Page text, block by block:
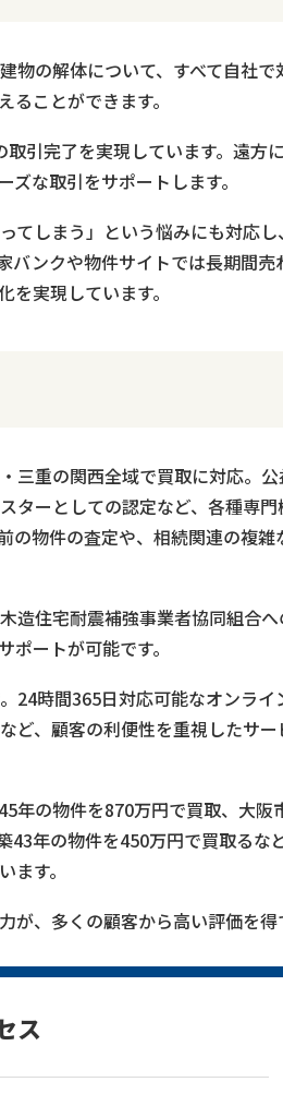
物の解体について、すべて自社で
ことができます。
引完了を実現しています。遠方
な取引をサポートします。
てしまう」という悩みにも対応
バンクや物件サイトでは長期間売
実現しています。
三重の関西全域で買取に対応。
ターとしての認定など、各種専門
の物件の査定や、相続関連の複雑
造住宅耐震補強事業者協同組合へ
ートが可能です。
24時間365日対応可能なオンライ
ど、顧客の利便性を重視したサー
年の物件を870万円で買取、大阪
年の物件を450万円で買取るなど
す。
が、多くの顧客から高い評価を得
ス